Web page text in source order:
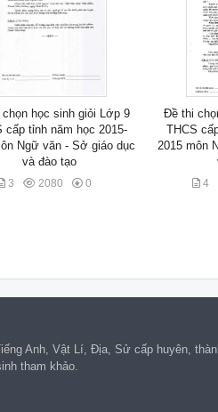
học sinh giỏi Lớp 9
cấp tỉnh năm học 2015-
Ngữ văn - Sở giáo dục
và đào tạo
3 2080 0
Đề thi
THCS
2015 môn
4
Anh, Vật Lí, Địa, Sử cấp huyên,
tham khảo.